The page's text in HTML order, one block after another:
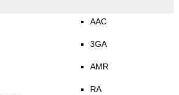
AAC
3GA
AMR
RA